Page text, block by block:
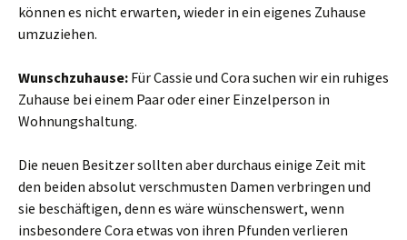
können es nicht erwarten, wieder in ein eigenes Zuhause
umzuziehen.
Wunschzuhause: Für Cassie und Cora suchen wir ein ruhiges
Zuhause bei einem Paar oder einer Einzelperson in
Wohnungshaltung.
Die neuen Besitzer sollten aber durchaus einige Zeit mit
den beiden absolut verschmusten Damen verbringen und
sie beschäftigen, denn es wäre wünschenswert, wenn
insbesondere Cora etwas von ihren Pfunden verlieren